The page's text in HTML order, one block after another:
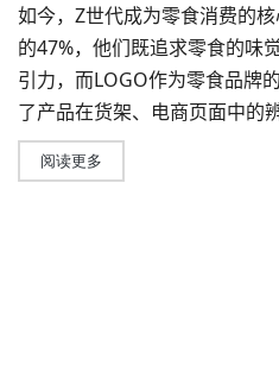
如今，Z世代成为零食消费的
的47%，他们既追求零食的味
引力，而LOGO作为零食品牌
了产品在货架、电商页面中的
阅读更多